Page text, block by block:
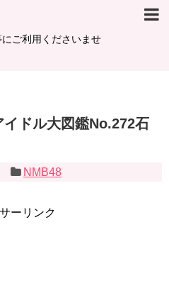
ご利用くださいませ
ドル大図鑑No.272石
NMB48
ーリンク